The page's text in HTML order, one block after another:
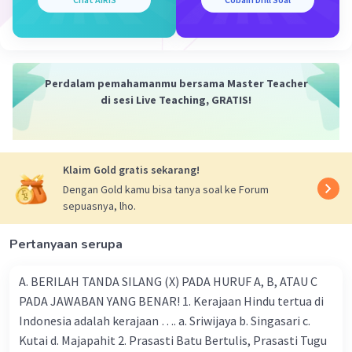
bagaimana air mengalir di permukaan. Sungai
cenderung mengikuti lereng yang curam dan
Kemiringan Lereng: Kemiringan lereng
mempengaruhi kecepatan aliran sungai. Lereng
lereng yang landai cenderung memiliki aliran
yang lebih lambat dan lurus.
Tahanan Erosi dan Deposisi
batuan di sekitar sungai memengaruhi pola
aliran sungai. Sungai cenderung membentuk
mengalami tahanan erosi atau deposisi yang
berbeda-beda.
Jenis Batuan: Jenis batuan yang ada di sekitar
sungai juga mempengaruhi pola aliran sungai.
Perdalam pemahamanmu bersama Master Teacher
di sesi Live Teaching, GRATIS!
Klaim Gold gratis sekarang!
Dengan Gold kamu bisa tanya soal ke Forum
sepuasnya, lho.
Pertanyaan serupa
A. BERILAH TANDA SILANG (X) PADA HURUF A, B, ATAU C
PADA JAWABAN YANG BENAR! 1. Kerajaan Hindu tertua di
Indonesia adalah kerajaan …. a. Sriwijaya b. Singasari c.
Kutai d. Majapahit 2. Prasasti Batu Bertulis, Prasasti Tugu